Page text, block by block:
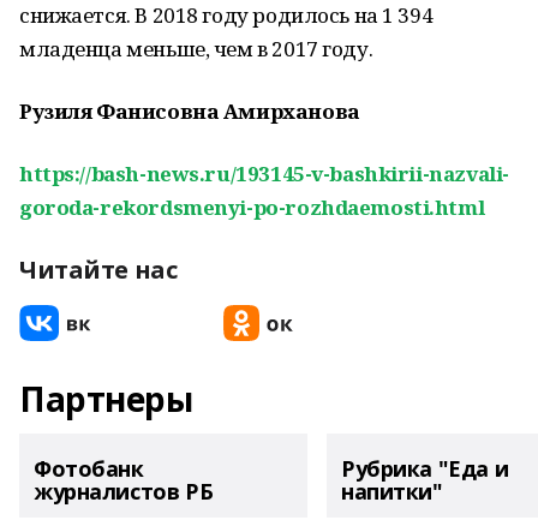
снижается. В 2018 году родилось на 1 394
младенца меньше, чем в 2017 году.
Рузиля Фанисовна Амирханова
https://bash-news.ru/193145-v-bashkirii-nazvali-
goroda-rekordsmenyi-po-rozhdaemosti.html
Читайте нас
Партнеры
Фотобанк
журналистов РБ
Рубрика "Еда и
напитки"